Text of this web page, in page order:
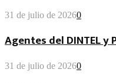
31 de julio de 20260
Agentes del DINTEL
31 de julio de 20260